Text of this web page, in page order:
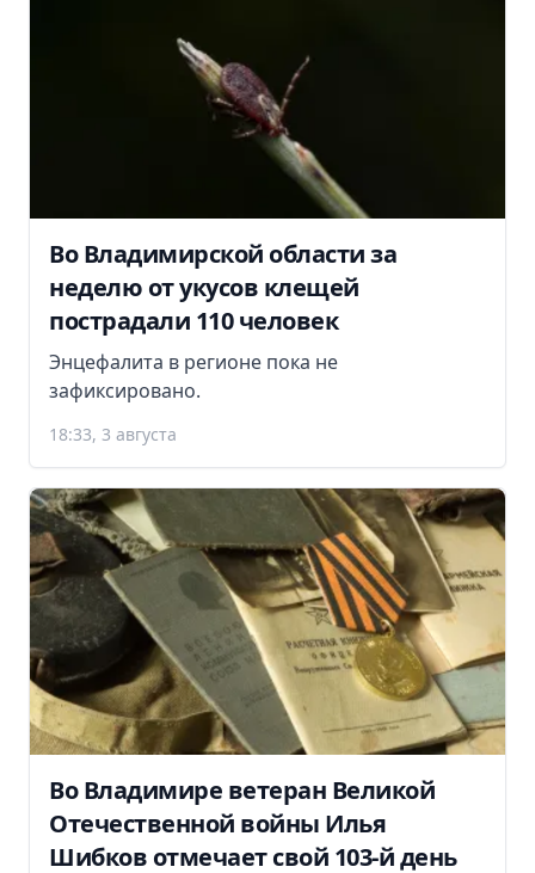
Во Владимирской области за
неделю от укусов клещей
пострадали 110 человек
Энцефалита в регионе пока не
зафиксировано.
18:33, 3 августа
Во Владимире ветеран Великой
Отечественной войны Илья
Шибков отмечает свой 103-й день